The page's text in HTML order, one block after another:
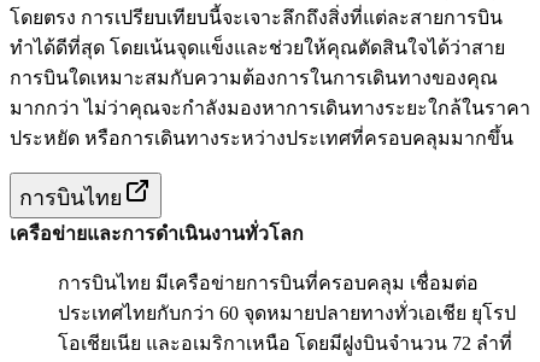
โดยตรง การเปรียบเทียบนี้จะเจาะลึกถึงสิ่งที่แต่ละสายการบิน
ทำได้ดีที่สุด โดยเน้นจุดแข็งและช่วยให้คุณตัดสินใจได้ว่าสาย
การบินใดเหมาะสมกับความต้องการในการเดินทางของคุณ
มากกว่า ไม่ว่าคุณจะกำลังมองหาการเดินทางระยะใกล้ในราคา
ประหยัด หรือการเดินทางระหว่างประเทศที่ครอบคลุมมากขึ้น
การบินไทย
เครือข่ายและการดำเนินงานทั่วโลก
การบินไทย มีเครือข่ายการบินที่ครอบคลุม เชื่อมต่อ
ประเทศไทยกับกว่า 60 จุดหมายปลายทางทั่วเอเชีย ยุโรป
โอเชียเนีย และอเมริกาเหนือ โดยมีฝูงบินจำนวน 72 ลำที่